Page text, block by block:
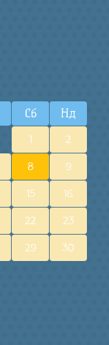
Сб Нд
1 2
8 9
15 16
22 23
29 30